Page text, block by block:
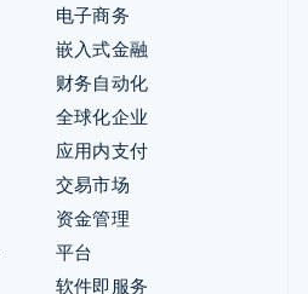
电子商务
嵌入式金融
财务自动化
全球化企业
应用内支付
交易市场
资金管理
平台
软件即服务